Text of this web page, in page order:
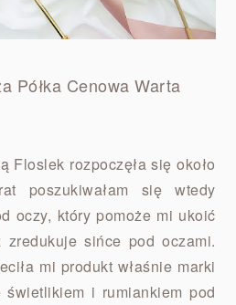
Półka Cenowa Warta
Floslek rozpoczęła się około
poszukiwałam się wtedy
oczy, który pomoże mi ukoić
sińce pod oczami.
mi produkt właśnie marki
i rumiankiem pod